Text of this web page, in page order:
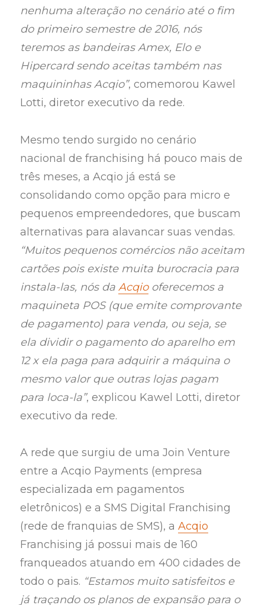
nenhuma alteração no cenário até o fim
do primeiro semestre de 2016, nós
teremos as bandeiras Amex, Elo e
Hipercard sendo aceitas também nas
maquininhas Acqio”, comemorou Kawel
Lotti, diretor executivo da rede.
Mesmo tendo surgido no cenário
nacional de franchising há pouco mais de
três meses, a Acqio já está se
consolidando como opção para micro e
pequenos empreendedores, que buscam
alternativas para alavancar suas vendas.
“Muitos pequenos comércios não aceitam
cartões pois existe muita burocracia para
instala-las, nós daAcqiooferecemos a
maquineta POS (que emite comprovante
de pagamento) para venda, ou seja, se
ela dividir o pagamento do aparelho em
12 x ela paga para adquirir a máquina o
mesmo valor que outras lojas pagam
para loca-la”, explicou Kawel Lotti, diretor
executivo da rede.
A rede que surgiu de uma Join Venture
entre a Acqio Payments (empresa
especializada em pagamentos
eletrônicos) e a SMS Digital Franchising
(rede de franquias de SMS), aAcqio
Franchising já possui mais de 160
franqueados atuando em 400 cidades de
todo o pais. “Estamos muito satisfeitos e
já traçando os planos de expansão para o